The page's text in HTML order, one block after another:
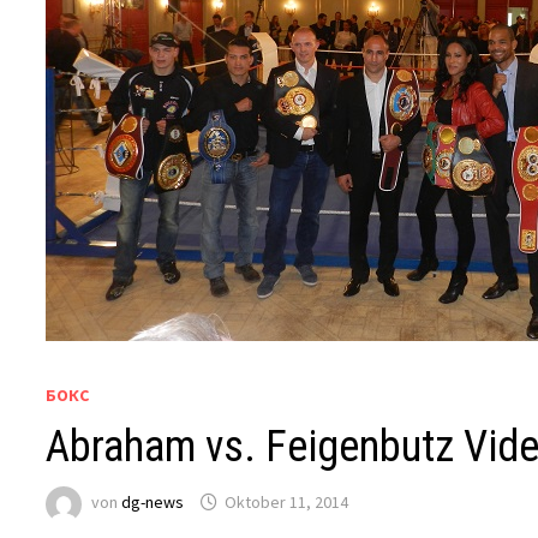
БОКС
Abraham vs. Feigenbutz
vondg-news Oktober 11, 2014